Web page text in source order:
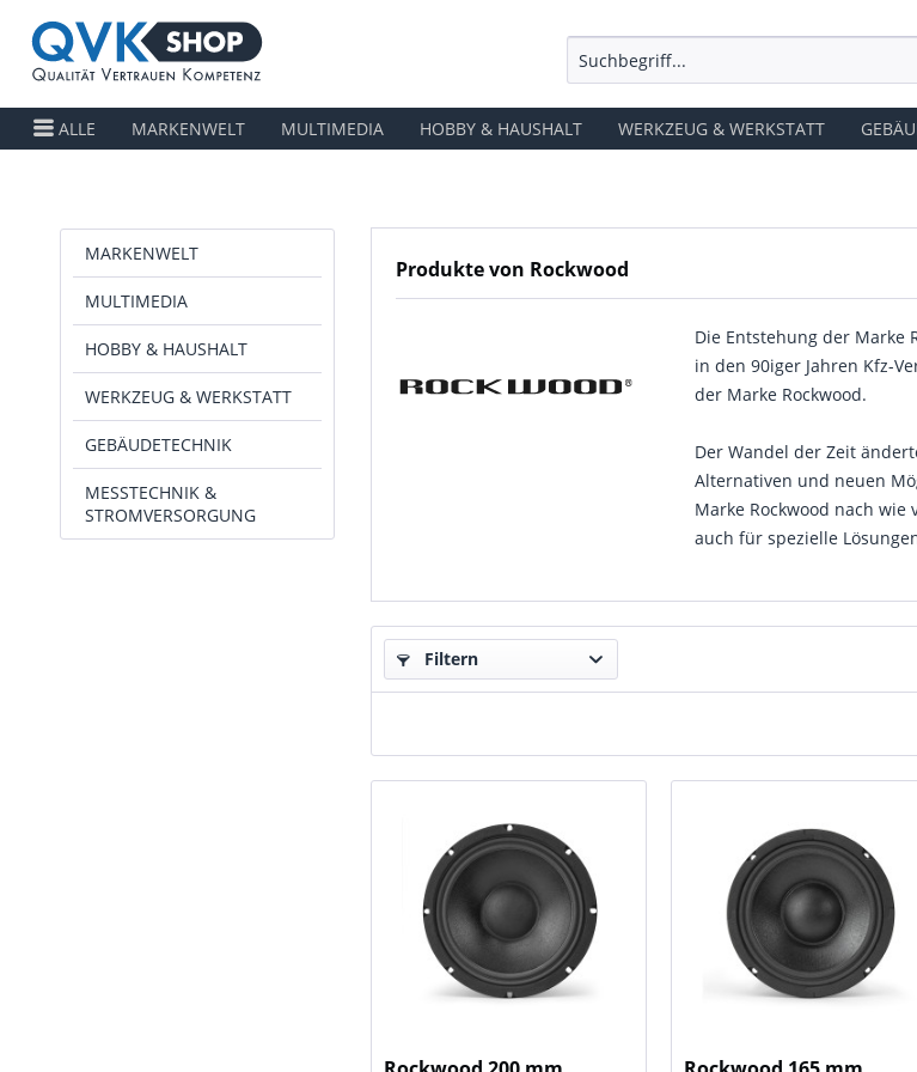
ALLE MARKENWELT MULTIMEDIA HOBBY & HAUSHALT WERKZEUG & WERKSTATT
MARKENWELT
MULTIMEDIA
HOBBY & HAUSHALT
WERKZEUG & WERKSTATT
GEBÄUDETECHNIK
MESSTECHNIK &
STROMVERSORGUNG
Produkte von Rockwood
Die Entstehung der Marke
in den 90iger Jahren Kfz-
der Marke Rockwood.
Der Wandel der Zeit
Alternativen und neuen
Marke Rockwood nach
auch für spezielle
Filtern